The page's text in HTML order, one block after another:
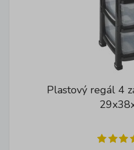
Plastový regál 4